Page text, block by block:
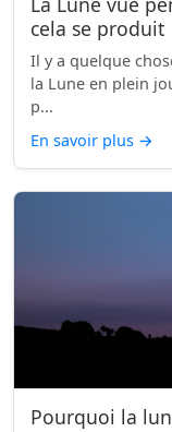
cela se produit
Il y a quelque
la Lune en plein
p...
En savoir plus →
Pourquoi la